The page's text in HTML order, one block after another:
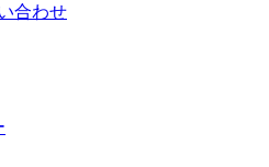
合わせ